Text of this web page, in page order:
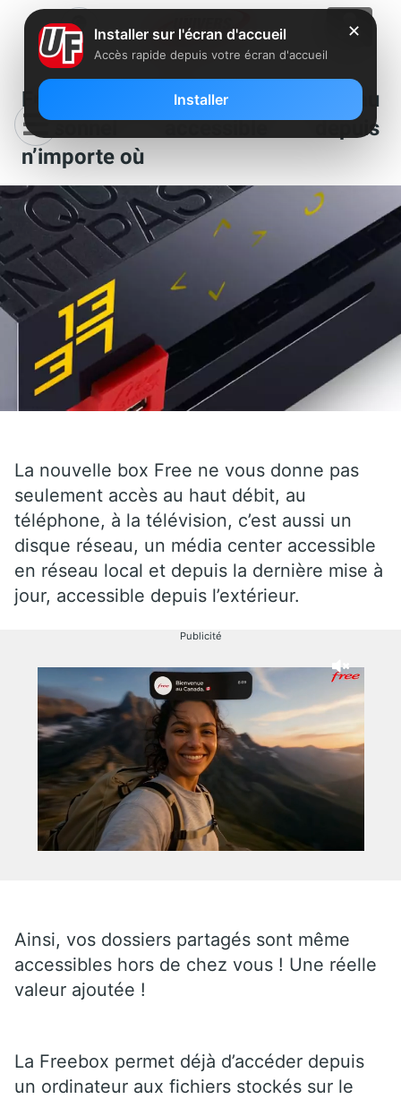
Freebox Révolution : un réseau
personnel accessible depuis
n’importe où
La nouvelle box Free ne vous donne pas
seulement accès au haut débit, au
téléphone, à la télévision, c’est aussi un
disque réseau, un média center accessible
en réseau local et depuis la dernière mise à
jour, accessible depuis l’extérieur.
Publicité
Ainsi, vos dossiers partagés sont même
accessibles hors de chez vous ! Une réelle
valeur ajoutée !
La Freebox permet déjà d’accéder depuis
un ordinateur aux fichiers stockés sur le
✕
Installer sur l'écran d'accueil
Accès rapide depuis votre écran d'accueil
Installer